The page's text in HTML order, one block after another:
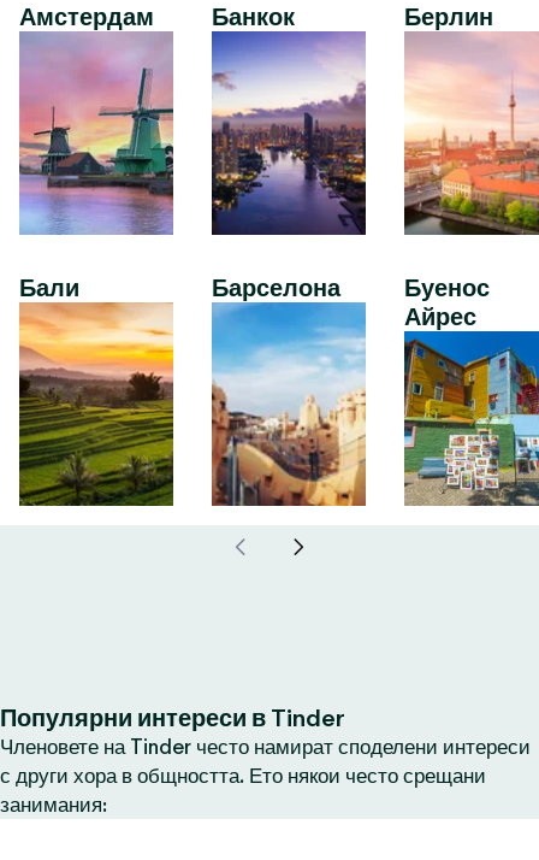
Амстердам
Бали
Банкок
Барселона
Берлин
Буенос
Айрес
Популярни интереси в Tinder
Членовете на Tinder често намират споделени интереси
с други хора в общността. Ето някои често срещани
занимания: